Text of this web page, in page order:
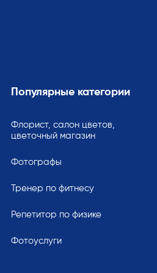
Популярные категории
Флорист, салон цветов,
цветочный магазин
Фотографы
Тренер по фитнесу
Репетитор по физике
Фотоуслуги